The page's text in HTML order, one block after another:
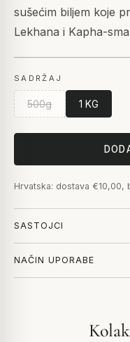
sušećim biljem koje
Lekhana i Kapha-
SADRŽAJ
500g 1 KG
Hrvatska: dostava €10,00,
SASTOJCI
NAČIN UPORABE